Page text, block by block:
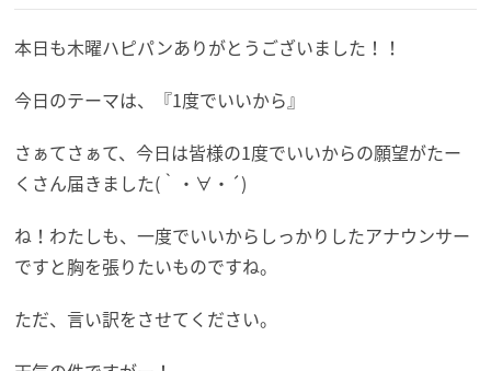
本日も木曜ハピパンありがとうございました！！
今日のテーマは、『1度でいいから』
さぁてさぁて、今日は皆様の1度でいいからの願望がたー
くさん届きました(｀・∀・´)
ね！わたしも、一度でいいからしっかりしたアナウンサー
ですと胸を張りたいものですね。
ただ、言い訳をさせてください。